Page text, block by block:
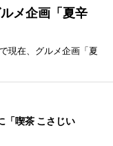
メ企画「夏辛
現在、グルメ企画「夏
「喫茶 こさじい